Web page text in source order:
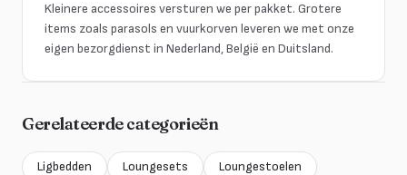
Kleinere accessoires versturen we per pakket. Grotere
items zoals parasols en vuurkorven leveren we met onze
eigen bezorgdienst in Nederland, België en Duitsland.
Gerelateerde categorieën
Ligbedden Loungesets
Loungestoelen